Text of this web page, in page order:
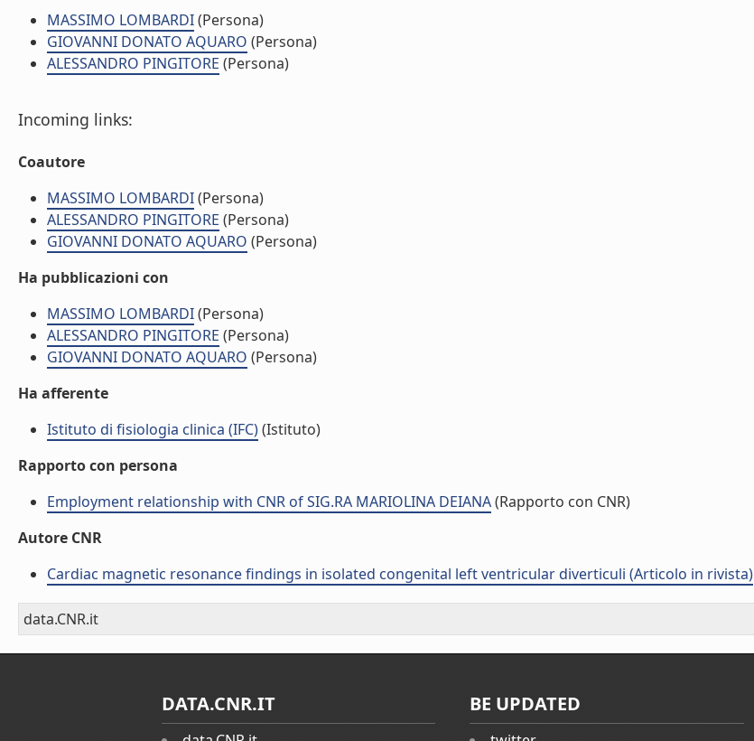
MASSIMO LOMBARDI(Persona)
GIOVANNI DONATO AQUARO (Persona)
ALESSANDRO PINGITORE (Persona)
Incoming links:
Coautore
MASSIMO LOMBARDI(Persona)
ALESSANDRO PINGITORE (Persona)
GIOVANNI DONATO AQUARO (Persona)
Ha pubblicazioni con
MASSIMO LOMBARDI(Persona)
ALESSANDRO PINGITORE (Persona)
GIOVANNI DONATO AQUARO (Persona)
Ha afferente
Istituto di fisiologia clinica (IFC)(Istituto)
Rapporto con persona
Employment relationship with CNR of SIG.RA MARIOLINA DEIANA(Rapporto con CNR)
Autore CNR
Cardiac magnetic resonance findings in isolated congenital left ventricular diverticuli (Articolo in rivista)
data.CNR.it
DATA.CNR.IT BE UPDATED